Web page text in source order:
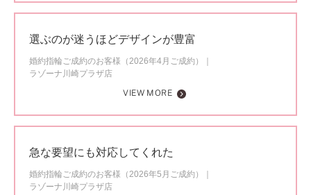
選ぶのが迷うほどデザインが豊富
婚約指輪ご成約のお客様（2026年4月ご成約）
ラゾーナ川崎プラザ店
VIEW MORE
急な要望にも対応してくれた
婚約指輪ご成約のお客様（2026年5月ご成約）
ラゾーナ川崎プラザ店